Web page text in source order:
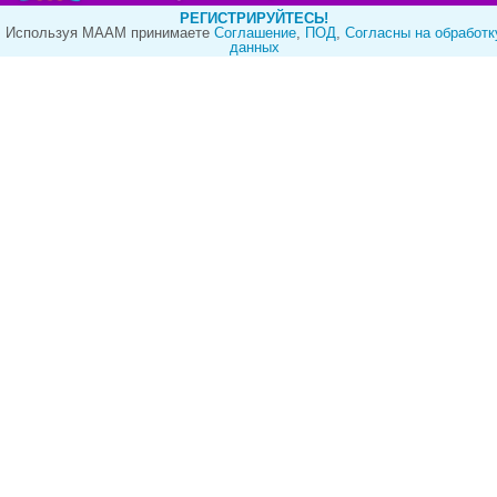
РЕГИСТРИРУЙТЕСЬ!
Используя МААМ принимаете Cоглашение, ПОД, Согласны на
данных